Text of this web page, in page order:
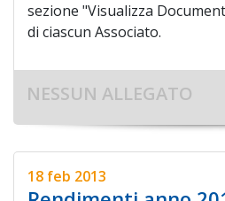
sezione "Visualizza
di ciascun Associato.
NESSUN ALLEGATO
18 feb 2013